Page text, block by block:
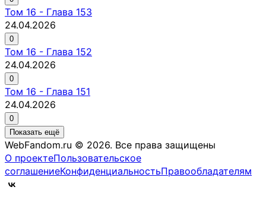
Том 16 - Глава 153
24.04.2026
0
Том 16 - Глава 152
24.04.2026
0
Том 16 - Глава 151
24.04.2026
0
Показать ещё
WebFandom.ru © 2026. Все права защищены
О проектеПользовательское
соглашениеКонфиденциальностьПравообладателям